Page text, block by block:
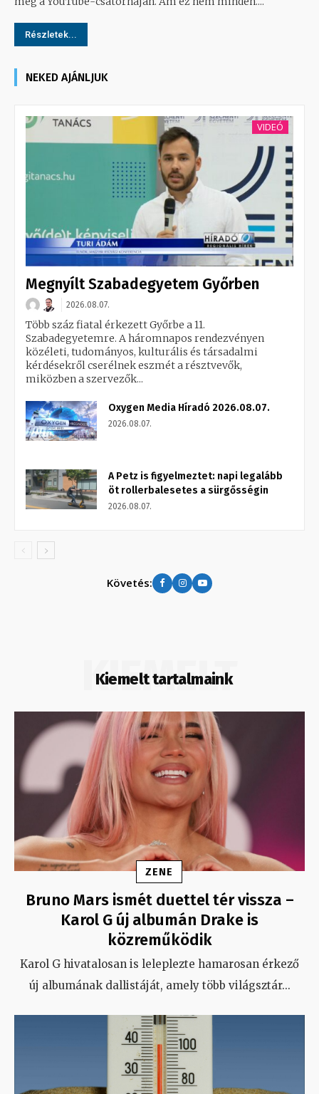
Részletek...
NEKED AJÁNLJUK
VIDEÓ
Megnyílt Szabadegyetem Győrben
2026.08.07.
Több száz fiatal érkezett Győrbe a 11.
Szabadegyetemre. A háromnapos rendezvényen
közéleti, tudományos, kulturális és társadalmi
kérdésekről cserélnek eszmét a résztvevők,
miközben a szervezők...
Oxygen Media Híradó 2026.08.07.
2026.08.07.
A Petz is figyelmeztet: napi legalább
öt rollerbalesetes a sürgősségin
2026.08.07.
Követés:
Kiemelt tartalmaink
KIEMELT
ZENE
Bruno Mars ismét duettel tér vissza –
Karol G új albumán Drake is
közreműködik
Karol G hivatalosan is leleplezte hamarosan érkező
új albumának dallistáját, amely több világsztár...